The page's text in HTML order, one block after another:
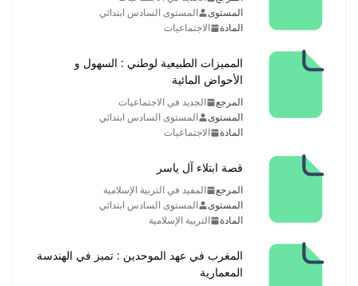
المستوى
المستوى السادس ابتدائي
المادة
الاجتماعيات
المميزات الطبيعية لوطني : السهول و
الأحواض المائية
المرجع
الجديد في الاجتماعيات
المستوى
المستوى السادس ابتدائي
المادة
الاجتماعيات
قصة ابتلاء آل ياسر
المرجع
المفيد في التربية الإسلامية
المستوى
المستوى السادس ابتدائي
المادة
التربية الإسلامية
المغرب في عهد الموحدين : تميز في الهندسة
المعمارية